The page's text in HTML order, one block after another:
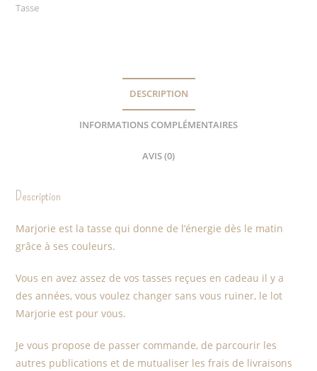
Tasse
DESCRIPTION
INFORMATIONS COMPLÉMENTAIRES
AVIS (0)
Description
Marjorie est la tasse qui donne de l’énergie dès le matin
grâce à ses couleurs.
Vous en avez assez de vos tasses reçues en cadeau il y a
des années, vous voulez changer sans vous ruiner, le lot
Marjorie est pour vous.
Je vous propose de passer commande, de parcourir les
autres publications et de mutualiser les frais de livraisons